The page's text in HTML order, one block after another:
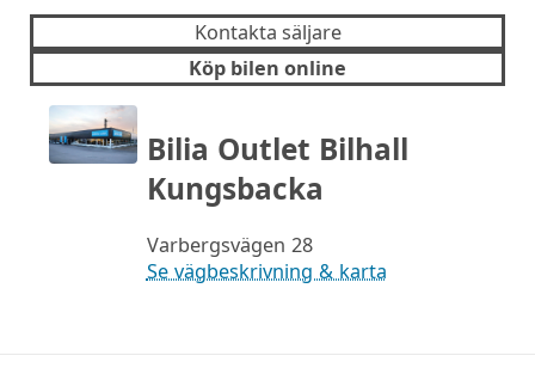
Kontakta säljare
Köp bilen online
Bilia Outlet Bilhall
Kungsbacka
Varbergsvägen 28
Se vägbeskrivning & karta